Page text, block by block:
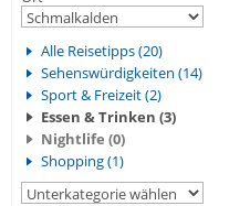
Alle Reisetipps (20)
Sehenswürdigkeiten (14)
Sport & Freizeit (2)
Essen & Trinken (3)
Nightlife (0)
Shopping (1)